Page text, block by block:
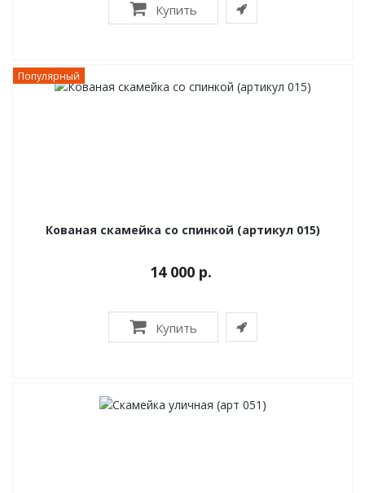
Купить
Популярный
Кованая скамейка со спинкой (артикул 015)
14 000 р.
Купить